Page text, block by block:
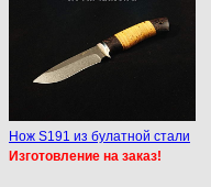
Нож S191 из булатной стали
Изготовление на заказ!